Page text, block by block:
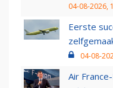
04-08-2026,
Eerste
04-08-
Air